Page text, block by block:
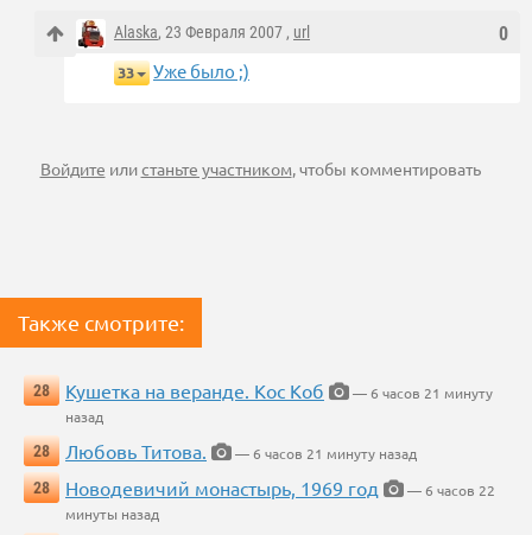
0
Alaska, 23 Февраля 2007 , url
33 Уже было ;)
Войдите илистаньте участником, чтобы комментировать
Также смотрите:
28 Кушетка на веранде. Кос Коб
— 6 часов 21 минуту
назад
28
Любовь Титова.
— 6 часов 21 минуту назад
28
Новодевичий монастырь, 1969 год
— 6 часов 22
минуты назад